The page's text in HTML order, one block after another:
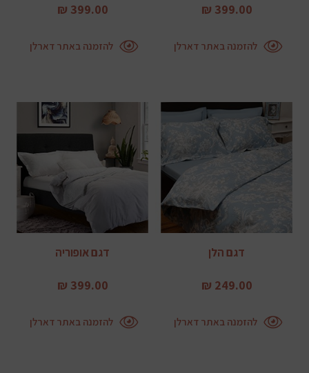
399.00 ₪
להזמנה באתר דארלן
399.00 ₪
להזמנה באתר דארלן
דגם הלן
249.00 ₪
להזמנה באתר דארלן
דגם אופוריה
399.00 ₪
להזמנה באתר דארלן